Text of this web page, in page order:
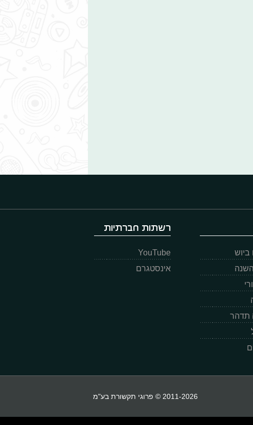
ביוש
תדהר
רשתות חברתיות
YouTube
אינסטגרם
2011-2026 © פרוגי תקשורת בע"מ